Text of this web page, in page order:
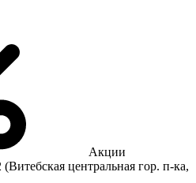
Акции
центральная гор. п-ка,